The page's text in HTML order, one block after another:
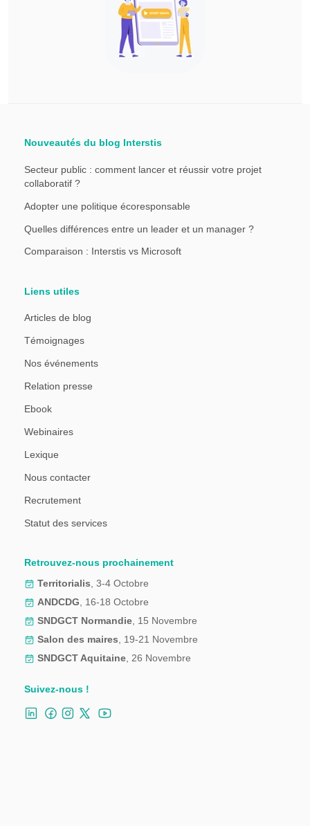
Nouveautés du blog Interstis
Secteur public : comment lancer et réussir votre projet
collaboratif ?
Adopter une politique écoresponsable
Quelles différences entre un leader et un manager ?
Comparaison : Interstis vs Microsoft
Liens utiles
Articles de blog
Témoignages
Nos événements
Relation presse
Ebook
Webinaires
Lexique
Nous contacter
Recrutement
Statut des services
Retrouvez-nous prochainement
Territorialis , 3-4 Octobre
ANDCDG , 16-18 Octobre
SNDGCT Normandie , 15 Novembre
Salon des maires , 19-21 Novembre
SNDGCT Aquitaine , 26 Novembre
Suivez-nous !